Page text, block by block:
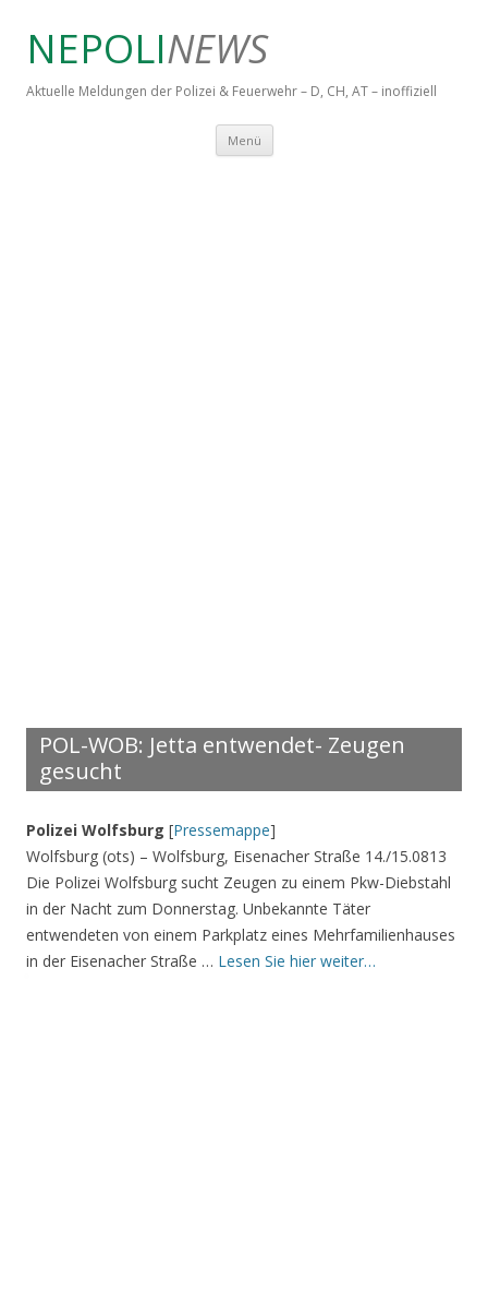
NEPOLINEWS
Aktuelle Meldungen der Polizei & Feuerwehr – D, CH, AT – inoffiziell
Menü Springe zum Inhalt
POL-WOB: Jetta entwendet- Zeugen
gesucht
Polizei Wolfsburg [Pressemappe]
Wolfsburg (ots) – Wolfsburg, Eisenacher Straße 14./15.0813
Die Polizei Wolfsburg sucht Zeugen zu einem Pkw-Diebstahl
in der Nacht zum Donnerstag. Unbekannte Täter
entwendeten von einem Parkplatz eines Mehrfamilienhauses
in der Eisenacher Straße … Lesen Sie hier weiter…